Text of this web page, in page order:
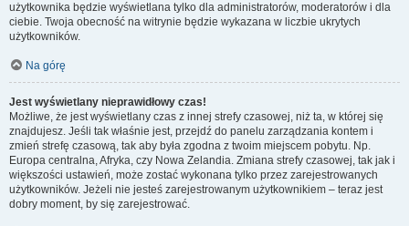
użytkownika będzie wyświetlana tylko dla administratorów, moderatorów i dla
ciebie. Twoja obecność na witrynie będzie wykazana w liczbie ukrytych
użytkowników.
Na górę
Jest wyświetlany nieprawidłowy czas!
Możliwe, że jest wyświetlany czas z innej strefy czasowej, niż ta, w której się
znajdujesz. Jeśli tak właśnie jest, przejdź do panelu zarządzania kontem i
zmień strefę czasową, tak aby była zgodna z twoim miejscem pobytu. Np.
Europa centralna, Afryka, czy Nowa Zelandia. Zmiana strefy czasowej, tak jak i
większości ustawień, może zostać wykonana tylko przez zarejestrowanych
użytkowników. Jeżeli nie jesteś zarejestrowanym użytkownikiem – teraz jest
dobry moment, by się zarejestrować.